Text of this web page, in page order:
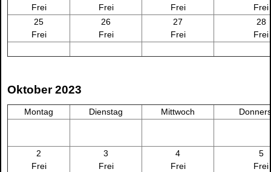
Frei
Frei
Frei
Frei
25
Frei
26
Frei
27
Frei
28
Frei
Oktober 2023
Montag Dienstag Mittwoch
2
Frei
3
Frei
4
Frei
5
Frei